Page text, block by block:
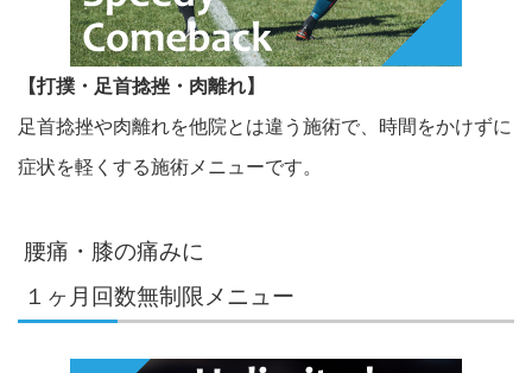
【打撲・足首捻挫・肉離れ】
足首捻挫や肉離れを他院とは違う施術で、時間をかけずに
症状を軽くする施術メニューです。
腰痛・膝の痛みに
１ヶ月回数無制限メニュー